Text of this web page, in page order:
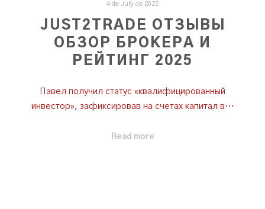
4 de July de 2022
JUST2TRADE ОТЗЫВЫ
ОБЗОР БРОКЕРА И
РЕЙТИНГ 2025
Павел получил статус «квалифицированный
инвестор», зафиксировав на счетах капитал в…
Read more